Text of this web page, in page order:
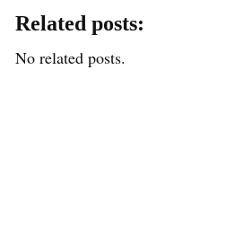
Related posts:
No related posts.